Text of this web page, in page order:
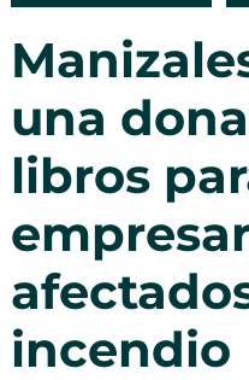
una
libros
incendio